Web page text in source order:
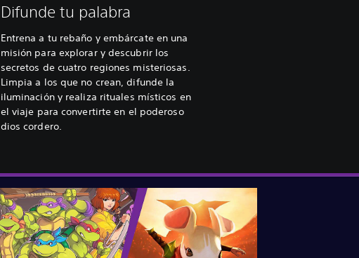
Difunde tu palabra
Entrena a tu rebaño y embárcate en una
misión para explorar y descubrir los
secretos de cuatro regiones misteriosas.
Limpia a los que no crean, difunde la
iluminación y realiza rituales místicos en
el viaje para convertirte en el poderoso
dios cordero.